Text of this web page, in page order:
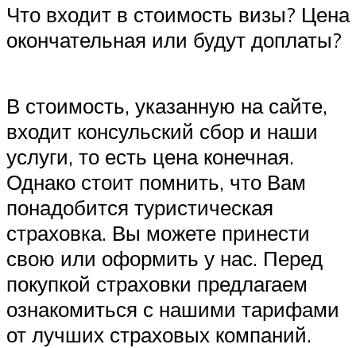
Что входит в стоимость визы? Цена
окончательная или будут доплаты?
В стоимость, указанную на сайте,
входит консульский сбор и наши
услуги, то есть цена конечная.
Однако стоит помнить, что Вам
понадобится туристическая
страховка. Вы можете принести
свою или оформить у нас. Перед
покупкой страховки предлагаем
ознакомиться с нашими тарифами
от лучших страховых компаний.